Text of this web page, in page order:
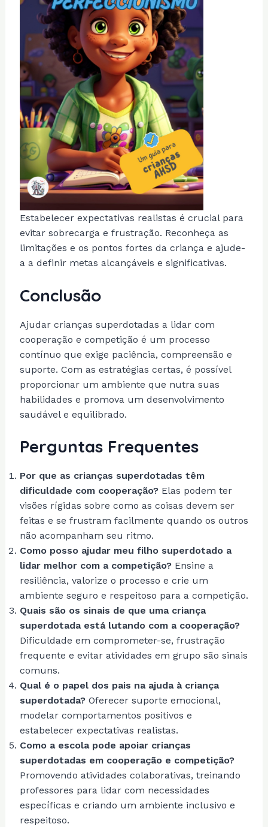
Estabelecer expectativas realistas é crucial para
evitar sobrecarga e frustração. Reconheça as
limitações e os pontos fortes da criança e ajude-
a a definir metas alcançáveis e significativas.
Conclusão
Ajudar crianças superdotadas a lidar com
cooperação e competição é um processo
contínuo que exige paciência, compreensão e
suporte. Com as estratégias certas, é possível
proporcionar um ambiente que nutra suas
habilidades e promova um desenvolvimento
saudável e equilibrado.
Perguntas Frequentes
Por que as crianças superdotadas têm
dificuldade com cooperação?Elas podem ter
visões rígidas sobre como as coisas devem ser
feitas e se frustram facilmente quando os outros
não acompanham seu ritmo.
Como posso ajudar meu filho superdotado a
lidar melhor com a competição?Ensine a
resiliência, valorize o processo e crie um
ambiente seguro e respeitoso para a competição.
Quais são os sinais de que uma criança
superdotada está lutando com a cooperação?
Dificuldade em comprometer-se, frustração
frequente e evitar atividades em grupo são sinais
comuns.
Qual é o papel dos pais na ajuda à criança
superdotada?Oferecer suporte emocional,
modelar comportamentos positivos e
estabelecer expectativas realistas.
Como a escola pode apoiar crianças
superdotadas em cooperação e competição?
Promovendo atividades colaborativas, treinando
professores para lidar com necessidades
específicas e criando um ambiente inclusivo e
respeitoso.